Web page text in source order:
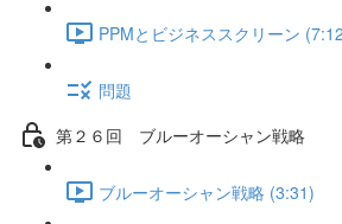
PPMとビジネススクリーン
問題
第２６回 ブルーオーシャン戦略
ブルーオーシャン戦略 (3:31)